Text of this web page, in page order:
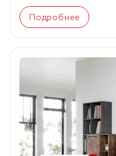
Подробнее